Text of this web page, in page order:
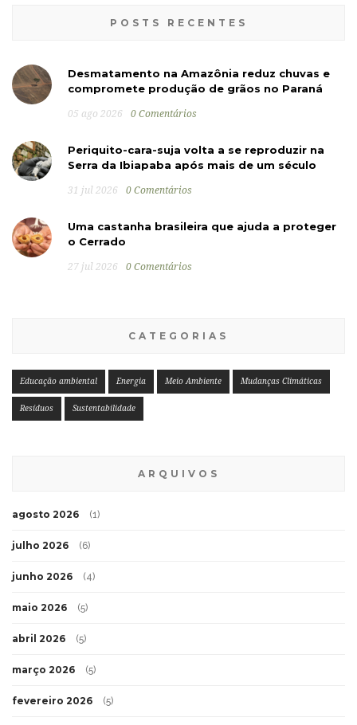
POSTS RECENTES
Desmatamento na Amazônia reduz chuvas e
compromete produção de grãos no Paraná
05 ago 2026 0 Comentários
Periquito-cara-suja volta a se reproduzir na
Serra da Ibiapaba após mais de um século
31 jul 2026 0 Comentários
Uma castanha brasileira que ajuda a proteger
o Cerrado
27 jul 2026 0 Comentários
CATEGORIAS
Educação ambiental Energia Meio Ambiente Mudanças Climáticas
Resíduos Sustentabilidade
ARQUIVOS
agosto 2026 (1)
julho 2026 (6)
junho 2026 (4)
maio 2026 (5)
abril 2026 (5)
março 2026 (5)
fevereiro 2026 (5)